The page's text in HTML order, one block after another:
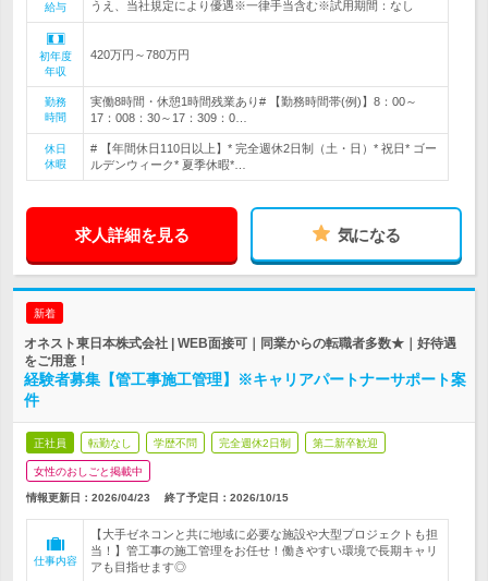
給与
うえ、当社規定により優遇※一律手当含む※試用期間：なし
初年度
年収
420万円～780万円
勤務
時間
実働8時間・休憩1時間残業あり# 【勤務時間帯(例)】8：00～
17：008：30～17：309：0…
休日
休暇
# 【年間休日110日以上】* 完全週休2日制（土・日）* 祝日* ゴー
ルデンウィーク* 夏季休暇*…
求人詳細を見る 気になる
新着
オネスト東日本株式会社 | WEB面接可｜同業からの転職者多数★｜好待遇
をご用意！
経験者募集【管工事施工管理】※キャリアパートナーサポート案
件
正社員 転勤なし 学歴不問 完全週休2日制 第二新卒歓迎
女性のおしごと掲載中
情報更新日：2026/04/23 終了予定日： 2026/10/15
仕事内容
【大手ゼネコンと共に地域に必要な施設や大型プロジェクトも担
当！】管工事の施工管理をお任せ！働きやすい環境で長期キャリ
アも目指せます◎